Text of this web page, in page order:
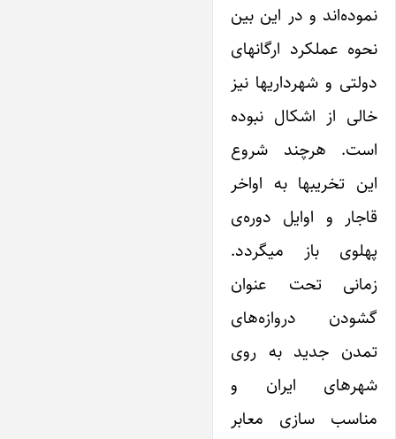
نموده‌اند و در ‌این بین
نحوه عملکرد ارگانهای
دولتی و شهرداریها نیز
خالی از اشکال نبوده
است. هرچند شروع
‌این تخریبها به اواخر
قاجار و اوایل دوره‌ی
پهلوی باز میگردد.
زمانی تحت عنوان
گشودن دروازه‌های
تمدن جدید به روی
شهرهای ‌ایران و
مناسب سازی معابر